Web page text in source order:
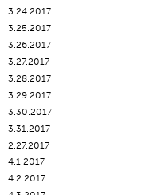
3.24.2017
3.25.2017
3.26.2017
3.27.2017
3.28.2017
3.29.2017
3.30.2017
3.31.2017
2.27.2017
4.1.2017
4.2.2017